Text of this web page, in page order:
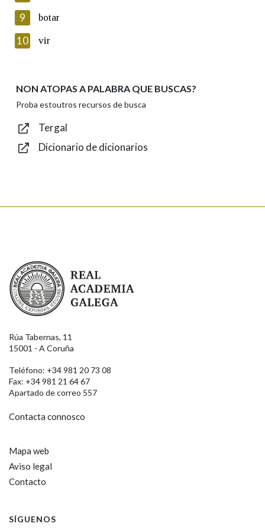
Introduce o código que aparece na imaxe:
Texto de verificación
9 botar
10 vir
NON ATOPAS A PALABRA QUE BUSCAS?
Proba estoutros recursos de busca
Tergal
Dicionario de dicionarios
Real Academia Galega
Rúa Tabernas, 11
15001 - A Coruña
Teléfono: +34 981 20 73 08
Fax: +34 981 21 64 67
Apartado de correo 557
Contacta connosco
Mapa web
Aviso legal
Contacto
SÍGUENOS